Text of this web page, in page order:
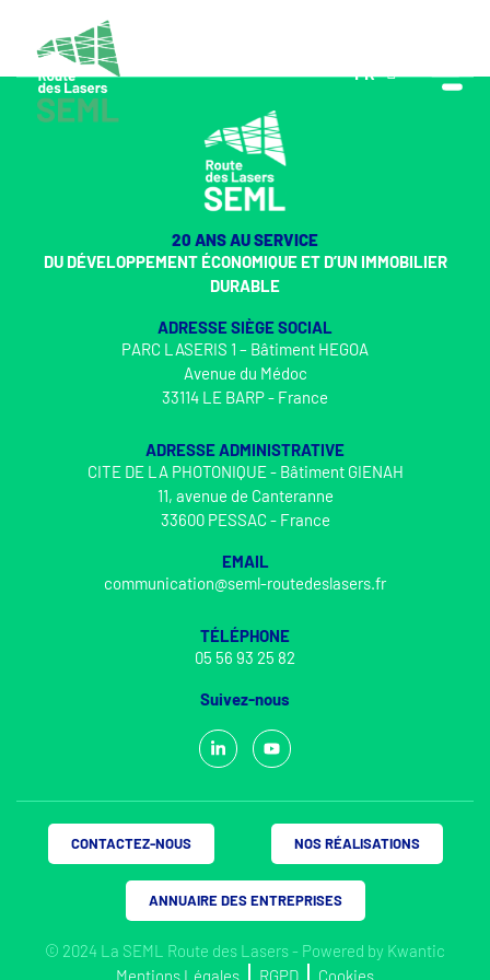
FR
EN
20 ANS AU SERVICE
DU DÉVELOPPEMENT ÉCONOMIQUE ET D’UN IMMOBILIER
DURABLE
ADRESSE SIÈGE SOCIAL
PARC LASERIS 1 – Bâtiment HEGOA
Avenue du Médoc
33114 LE BARP - France
ADRESSE ADMINISTRATIVE
CITE DE LA PHOTONIQUE - Bâtiment GIENAH
11, avenue de Canteranne
33600 PESSAC - France
EMAIL
communication@seml-routedeslasers.fr
TÉLÉPHONE
05 56 93 25 82
Suivez-nous
© 2024 La SEML Route des Lasers - Powered by Kwantic
Mentions Légales
RGPD Cookies
CONTACTEZ-NOUS NOS RÉALISATIONS
ANNUAIRE DES ENTREPRISES